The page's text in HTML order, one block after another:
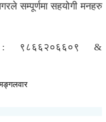
सम्पूर्णमा सहयोगी मनहरु
: ९८६६२०६६०९ &